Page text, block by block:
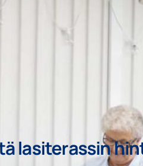
lasiterassin